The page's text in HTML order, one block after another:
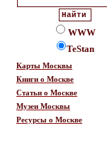
WWW
TeStan
Карты Москвы
Книги о Москве
Статьи о Москве
Музеи Москвы
Ресурсы о Москве